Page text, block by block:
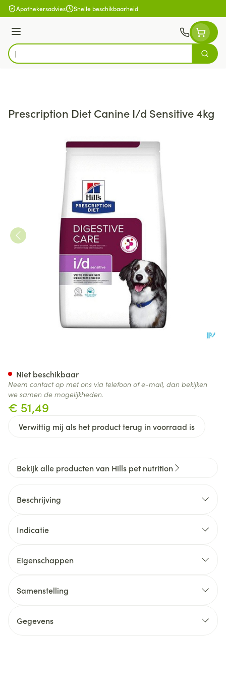
Ga naar de inhoud
Apothekersadvies Snelle beschikbaarheid
Menu
Product, merk, categorie...
Zoek
Prescription Diet Canine I/d Sensitive 4kg
€ 51,49
Verwittig mij als het product terug in voorraad is
Niet beschikbaar
Neem contact op met ons via telefoon of e-mail, dan bekijken
we samen de mogelijkheden.
Bekijk alle producten van Hills pet nutrition
Beschrijving
Indicatie
Eigenschappen
Samenstelling
Gegevens